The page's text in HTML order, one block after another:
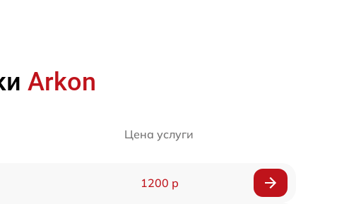
Arkon
Цена услуги
1200 р